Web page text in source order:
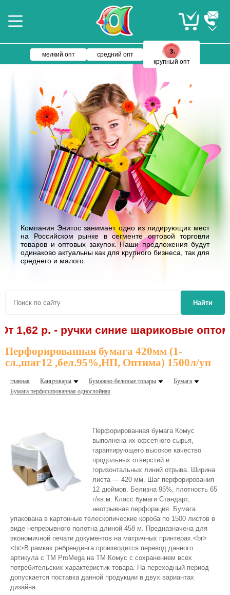
мелкий опт
средний опт
крупный опт
Компания Энитос занимает одно из лидирующих мест
на Российском рынке в сегменте оптовой торговли
товаров и оптовых закупок. Наши предложения будут
одинаково актуальны как для крупного бизнеса, так для
среднего и малого.
Найти
1,62 р. - ручки синие шариковые оптом!
Перфорированная бумага 420мм (1-
сл.,шаг12 ,бел.95%,НП, Оптима) 1500л/уп
главная Канцтовары Бумажно-беловые товары
Бумага
Бумага перфорированная однослойная
Перфорированная бумага Комус
выполнена их офсетного сырья,
гарантирующего высокое качество
продольных отверстий и
горизонтальных линий отрыва. Ширина
листа — 420 мм. Шаг перфорирования
12 дюймов. Белизна 95%, плотность 65
г/кв.м. Класс бумаги Стандарт,
неотрывная перфорация. Бумага
упакована в картонные телескопические короба по 1500 листов в
виде непрерывного полотна длиной 458 м. Предназначена для
экономичной печати документов на матричных принтерах.<br>
<br>В рамках ребрендинга производится перевод данного
артикула с ТМ ProMega на ТМ Комус с сохранением всех
потребительских характеристик товара. На переходный период
допускается поставка данной продукции в двух вариантах
дизайна.